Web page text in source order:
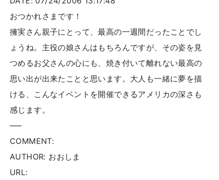
おつかれさまです！
擁実さん親子にとって、最高の一週間だったことでし
ょうね。主役の娘さんはもちろんですが、その姿を見
つめるお父さんの心にも、焼き付いて離れない最高の
思い出が出来たことと思います。大人も一緒に夢を描
ける、こんなイベントを開催できるアメリカの深さも
感じます。
—–
COMMENT:
AUTHOR: おおしま
URL: